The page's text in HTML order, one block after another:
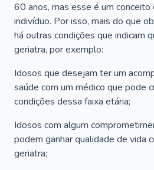
60 anos, mas esse é um conceito
indivíduo. Por isso, mais do que
há outras condições que indicam
geriatra, por exemplo:
Idosos que desejam ter um
saúde com um médico que pode
condições dessa faixa etária;
Idosos com algum
podem ganhar qualidade de vida
geriatra;